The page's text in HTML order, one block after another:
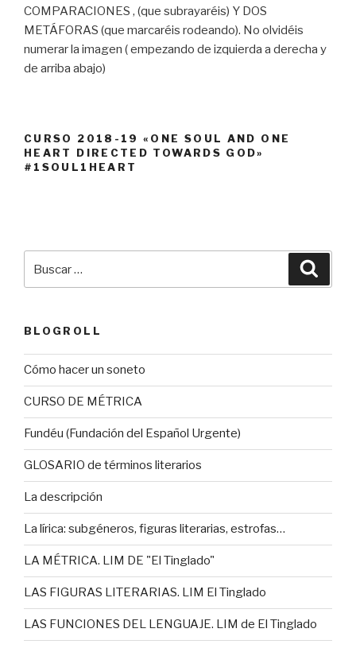
COMPARACIONES , (que subrayaréis) Y DOS
METÁFORAS (que marcaréis rodeando). No olvidéis
numerar la imagen ( empezando de izquierda a derecha y
de arriba abajo)
CURSO 2018-19 «ONE SOUL AND ONE
HEART DIRECTED TOWARDS GOD»
#1SOUL1HEART
por:
BLOGROLL
Cómo hacer un soneto
CURSO DE MÉTRICA
Fundéu (Fundación del Español Urgente)
GLOSARIO de términos literarios
La descripción
La lírica: subgéneros, figuras literarias, estrofas…
LA MÉTRICA. LIM DE "El Tinglado"
LAS FIGURAS LITERARIAS. LIM El Tinglado
LAS FUNCIONES DEL LENGUAJE. LIM de El Tinglado